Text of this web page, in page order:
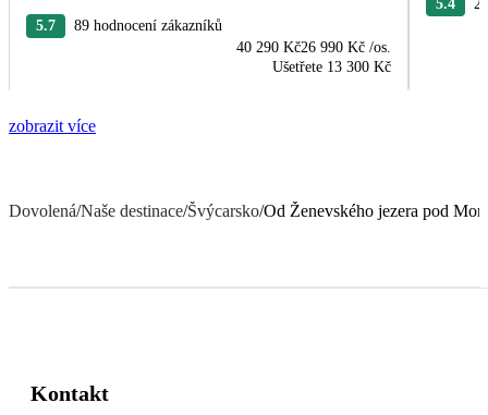
5.7
89 hodnocení zákazníků
40 290 Kč26 990 Kč /os.
Ušetřete 13 300 Kč
5.4
zobrazit více
Dovolená/Naše destinace/Švýcarsko/Od Ženevského jezera pod
Kontakt